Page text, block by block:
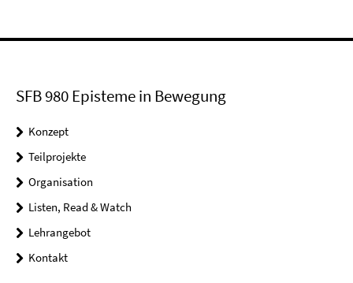
SFB 980 Episteme in Bewegung
Konzept
Teilprojekte
Organisation
Listen, Read & Watch
Lehrangebot
Kontakt